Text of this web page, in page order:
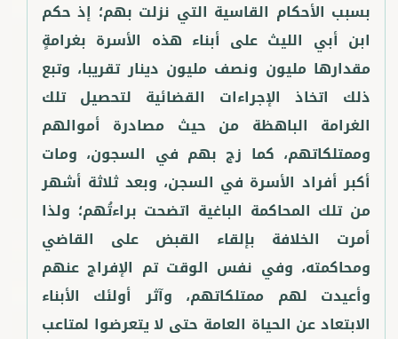
بسبب الأحكام القاسية التي نزلت بهم؛ إذ حكم
ابن أبي الليث على أبناء هذه الأسرة بغرامةٍ
مقدارها مليون ونصف مليون دينار تقريبا، وتبع
ذلك اتخاذ الإجراءات القضائية لتحصيل تلك
الغرامة الباهظة من حيث مصادرة أموالهم
وممتلكاتهم، كما زج بهم في السجون، ومات
أكبر أفراد الأسرة في السجن، وبعد ثلاثة أشهر
من تلك المحاكمة الباغية اتضحت براءتُهم؛ ولذا
أمرت الخلافة بإلقاء القبض على القاضي
ومحاكمته، وفي نفس الوقت تم الإفراج عنهم
وأعيدت لهم ممتلكاتهم، وآثر أولئك الأبناء
الابتعاد عن الحياة العامة حتى لا يتعرضوا لمتاعب